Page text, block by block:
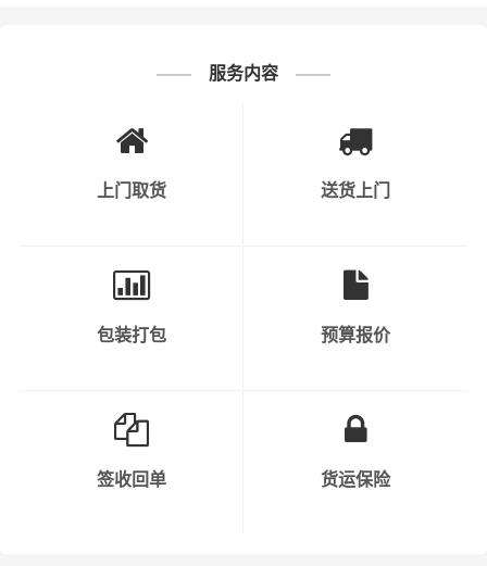
障的无锡到英山县货物运输服务。
秉承“用心呵护，值得托付”的服务理念，在无锡的锡山区、
客户提供优质高效的运输服务。“一寸光阴一寸金，寸金难
买寸光阴”，财根无锡物流及时把握时代脉搏，适时推出无
锡发英山县的物流专线直达运输服务，在财根无锡物流的
服务内容
上门取货 送货上门
包装打包 预算报价
签收回单 货运保险